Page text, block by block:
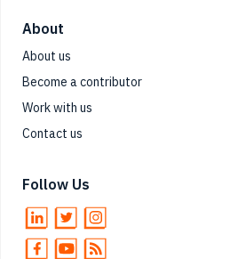
About
About us
Become a contributor
Work with us
Contact us
Follow Us